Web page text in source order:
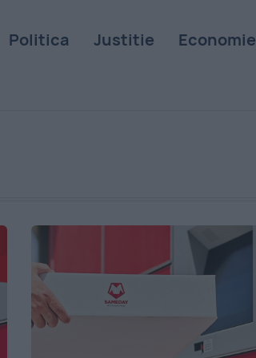
Politica Justitie Economie